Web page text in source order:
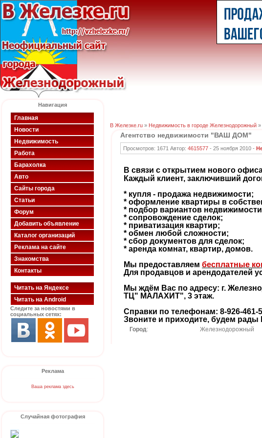
Навигация
Главная
Новости
Недвижимость
Работа
Барахолка
Авто
Сайты города
Статьи
Форум
Добавить объявление
Каталог организаций
Реклама на сайте
Знакомства
Контакты
Читать на Яндексе
Читать на Android
Следите за новостями в
социальных сетях:
Реклама
Ваша реклама здесь
Случайная фотография
В Железке.ru » Недвижимость в городе Железнодорожный »
Агентство недвижимости "ВАШ ДОМ"
Просмотров: 1671 Автор: 4615577 - 25 ноября 2010 -
В связи с открытием нового
Каждый клиент, заключивший
* купля - продажа недвижимости;
* оформление квартиры в
* подбор вариантов
* сопровождение сделок;
* приватизация квартир;
* обмен любой сложности;
* сбор документов для сделок;
* аренда комнат, квартир, домов.
Мы предоставляем бесплатные
Для продавцов и арендодателей
Мы ждём Вас по адресу: г.
ТЦ" МАЛАХИТ", 3 этаж.
Справки по телефонам: 8-926-461-
Звоните и приходите, будем
Город: Железнодорожный